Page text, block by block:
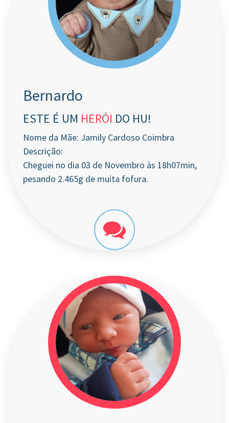
Bernardo
ESTE É UM HERÓI DO HU!
Nome da Mãe: Jamily Cardoso Coimbra
Descrição:
Cheguei no dia 03 de Novembro às 18h07min,
pesando 2.465g de muita fofura.